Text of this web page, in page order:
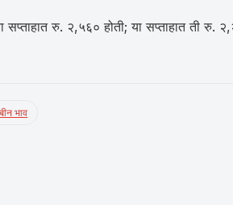
सप्ताहात रु. २,५६० होती; या सप्ताहात ती रु.
भाव